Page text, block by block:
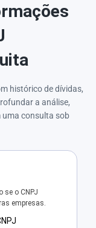
histórico de dívidas,
a análise,
uma consulta sob
se o CNPJ
empresas.